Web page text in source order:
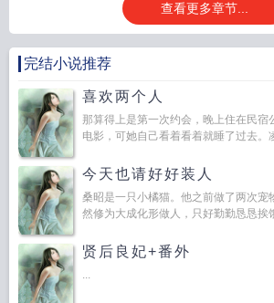
查看更多章节...
完结小说推荐
喜欢两个人
那算得上是第一次约会，晚上住在民宿
电影，可她自己看着看着就睡了过去。
今天也请好好装人
桑昭是一只小橘猫。他之前做了两次宠
然修为大成化形做人，只好勤勤恳恳挨
贤后良妃+番外
...